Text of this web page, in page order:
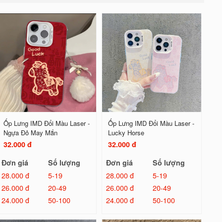
Ốp Lưng IMD Đổi Màu Laser -
Ngựa Đỏ May Mắn
32.000 đ
Đơn giá
Số lượng
28.000 đ
5-19
26.000 đ
20-49
24.000 đ
50-100
Ốp Lưng IMD Đổi Màu Laser -
Lucky Horse
32.000 đ
Đơn giá
Số lượng
28.000 đ
5-19
26.000 đ
20-49
24.000 đ
50-100